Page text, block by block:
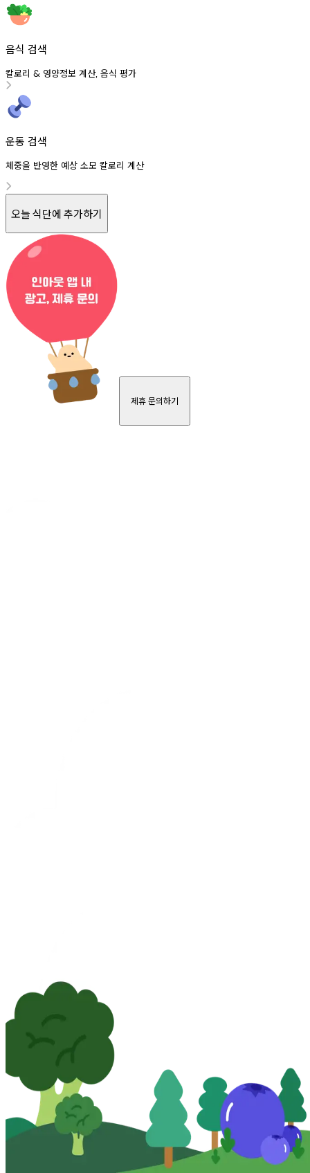
음식 검색
칼로리 & 영양정보 계산, 음식 평가
운동 검색
체중을 반영한 예상 소모 칼로리 계산
오늘 식단에 추가하기
제휴 문의하기